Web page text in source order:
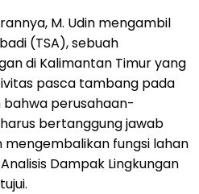
M. Udin mengambil
(TSA), sebuah
di Kalimantan Timur yang
pasca tambang pada
bahwa perusahaan-
bertanggung jawab
fungsi lahan
Dampak Lingkungan